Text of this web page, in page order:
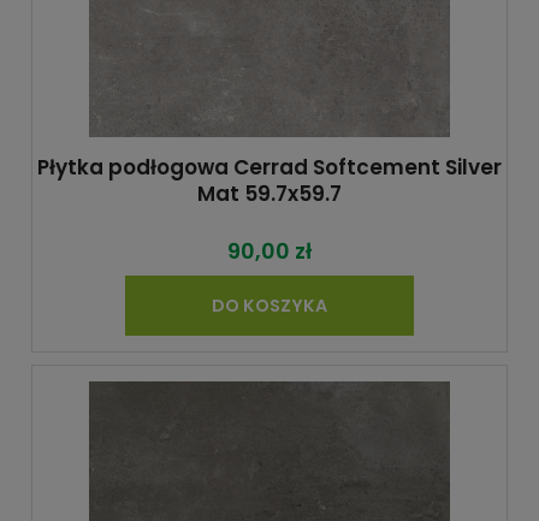
Płytka podłogowa Cerrad Softcement Silver
Mat 59.7x59.7
90,00 zł
DO KOSZYKA